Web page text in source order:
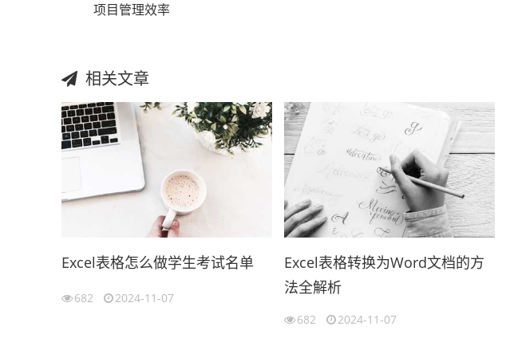
项目管理效率
相关文章
Excel表格怎么做学生考试名单
682 2024-11-07
Excel表格转换为Word文档的方
法全解析
682 2024-11-07